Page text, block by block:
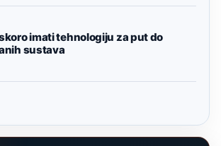
imati tehnologiju za put do
sustava